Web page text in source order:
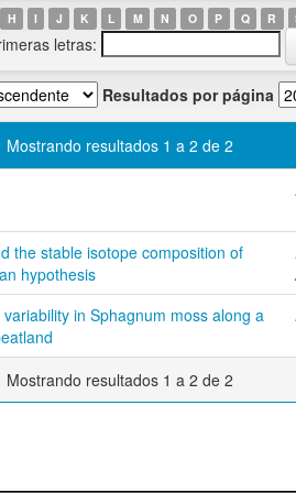
H I J K L M N O P Q R
letras:
Resultados por página
Mostrando resultados 1 a 2 de 2
the stable isotope composition of
hypothesis
in Sphagnum moss along a
Mostrando resultados 1 a 2 de 2